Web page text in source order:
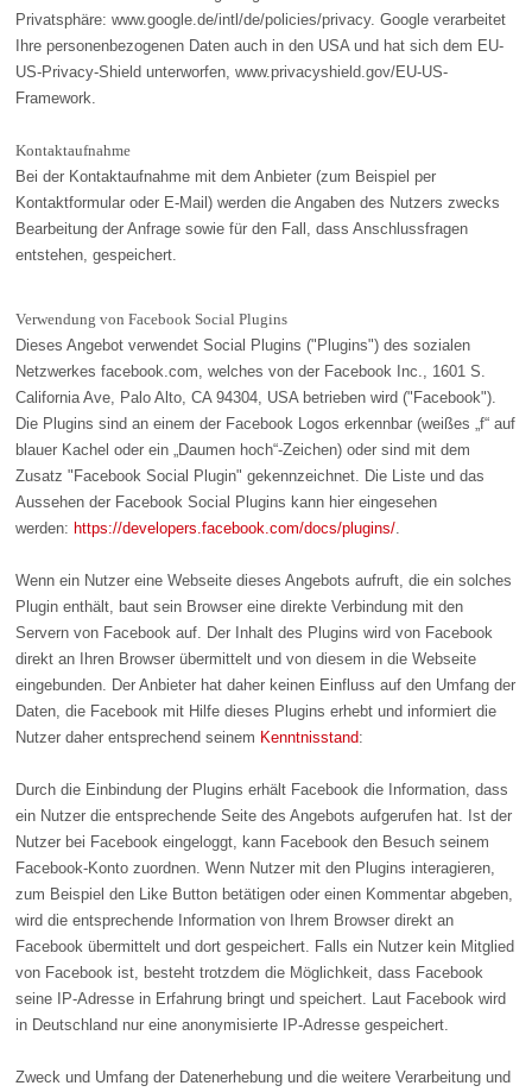
Privatsphäre: www.google.de/intl/de/policies/privacy. Google verarbeitet
Ihre personenbezogenen Daten auch in den USA und hat sich dem EU-
US-Privacy-Shield unterworfen, www.privacyshield.gov/EU-US-
Framework.
Kontaktaufnahme
Bei der Kontaktaufnahme mit dem Anbieter (zum Beispiel per
Kontaktformular oder E-Mail) werden die Angaben des Nutzers zwecks
Bearbeitung der Anfrage sowie für den Fall, dass Anschlussfragen
entstehen, gespeichert.
Verwendung von Facebook Social Plugins
Dieses Angebot verwendet Social Plugins ("Plugins") des sozialen
Netzwerkes facebook.com, welches von der Facebook Inc., 1601 S.
California Ave, Palo Alto, CA 94304, USA betrieben wird ("Facebook").
Die Plugins sind an einem der Facebook Logos erkennbar (weißes „f“ auf
blauer Kachel oder ein „Daumen hoch“-Zeichen) oder sind mit dem
Zusatz "Facebook Social Plugin" gekennzeichnet. Die Liste und das
Aussehen der Facebook Social Plugins kann hier eingesehen
werden:https://developers.facebook.com/docs/plugins/
Wenn ein Nutzer eine Webseite dieses Angebots aufruft, die ein solches
Plugin enthält, baut sein Browser eine direkte Verbindung mit den
Servern von Facebook auf. Der Inhalt des Plugins wird von Facebook
direkt an Ihren Browser übermittelt und von diesem in die Webseite
eingebunden. Der Anbieter hat daher keinen Einfluss auf den Umfang der
Daten, die Facebook mit Hilfe dieses Plugins erhebt und informiert die
Nutzer daher entsprechend seinem Kenntnisstand:
Durch die Einbindung der Plugins erhält Facebook die Information, dass
ein Nutzer die entsprechende Seite des Angebots aufgerufen hat. Ist der
Nutzer bei Facebook eingeloggt, kann Facebook den Besuch seinem
Facebook-Konto zuordnen. Wenn Nutzer mit den Plugins interagieren,
zum Beispiel den Like Button betätigen oder einen Kommentar abgeben,
wird die entsprechende Information von Ihrem Browser direkt an
Facebook übermittelt und dort gespeichert. Falls ein Nutzer kein Mitglied
von Facebook ist, besteht trotzdem die Möglichkeit, dass Facebook
seine IP-Adresse in Erfahrung bringt und speichert. Laut Facebook wird
in Deutschland nur eine anonymisierte IP-Adresse gespeichert.
Zweck und Umfang der Datenerhebung und die weitere Verarbeitung und